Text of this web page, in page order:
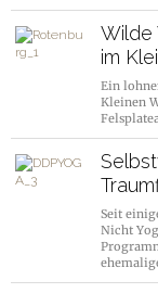
Wilde
im
Ein
Kleinen
Seit
Nicht